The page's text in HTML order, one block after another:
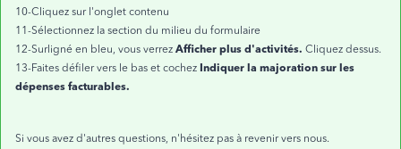
10-Cliquez sur l'onglet contenu
11-Sélectionnez la section du milieu du formulaire
12-Surligné en bleu, vous verrez Afficher plus d'activités. Cliquez dessus.
13-Faites défiler vers le bas et cochez Indiquer la majoration sur les
dépenses facturables.
Si vous avez d'autres questions, n'hésitez pas à revenir vers nous.